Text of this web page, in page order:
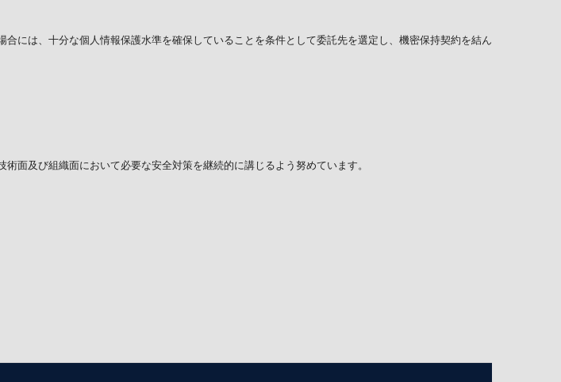
には、十分な個人情報保護水準を確保していることを条件として委託先を選定し、機密保持契約を結ん
面及び組織面において必要な安全対策を継続的に講じるよう努めています。